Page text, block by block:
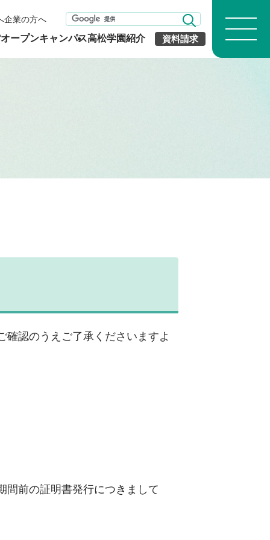
企業の方へ
オープンキャンパス高松学園紹介 資料請求
認のうえご了承くださいますよ
間前の証明書発行につきまして